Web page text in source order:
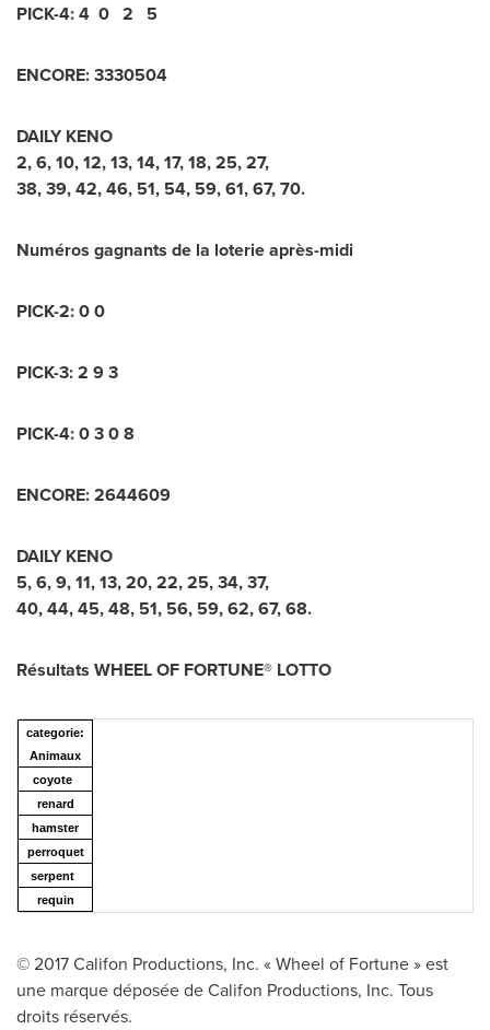
PICK-4: 4 0 2 5
ENCORE: 3330504
DAILY KENO
2, 6, 10, 12, 13, 14, 17, 18, 25, 27,
38, 39, 42, 46, 51, 54, 59, 61, 67, 70.
Numéros gagnants de la loterie après-midi
PICK-2: 0 0
PICK-3: 2 9 3
PICK-4: 0 3 0 8
ENCORE: 2644609
DAILY KENO
5, 6, 9, 11, 13, 20, 22, 25, 34, 37,
40, 44, 45, 48, 51, 56, 59, 62, 67, 68.
Résultats WHEEL OF FORTUNE® LOTTO
categorie:
Animaux
coyote
renard
hamster
perroquet
serpent
requin
© 2017 Califon Productions, Inc. « Wheel of Fortune » est
une marque déposée de Califon Productions, Inc. Tous
droits réservés.